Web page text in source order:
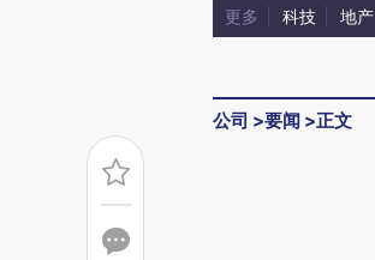
更多 科技 地产
公司 >要闻 >正文